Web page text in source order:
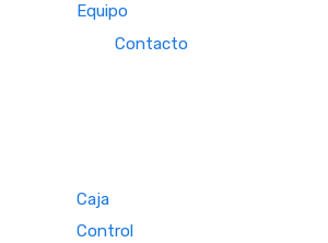
Equipo
Contacto
Caja
Control